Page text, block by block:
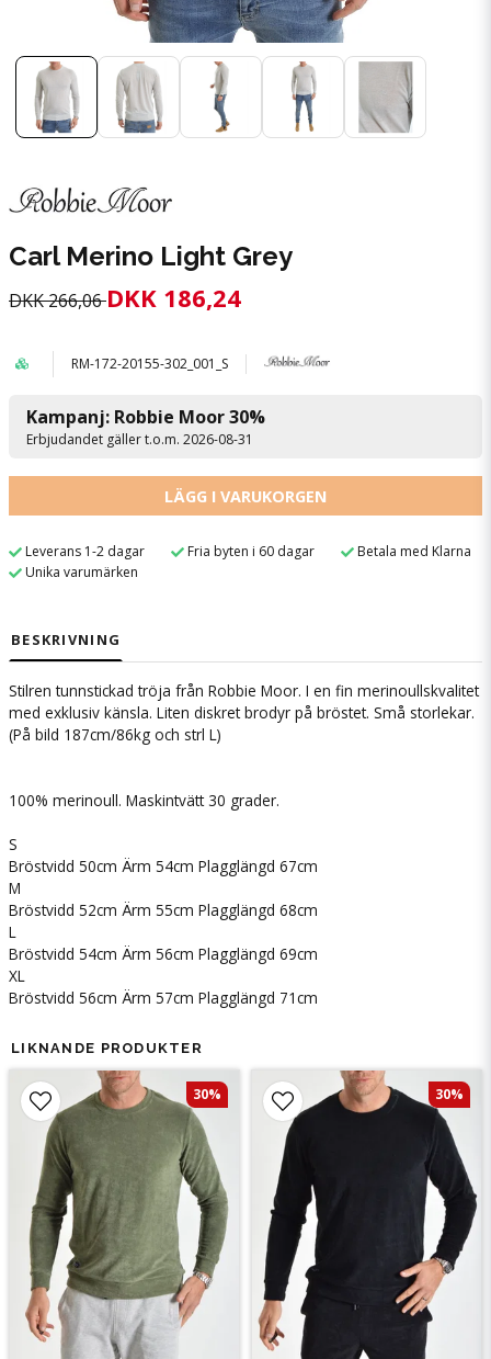
Carl Merino Light Grey
DKK 266,06DKK 186,24
RM-172-20155-302_001_S
Kampanj: Robbie Moor 30%
Erbjudandet gäller t.o.m. 2026-08-31
LÄGG I VARUKORGEN
Leverans 1-2 dagar Fria byten i 60 dagar
Betala med Klarna
Unika varumärken
BESKRIVNING
Stilren tunnstickad tröja från Robbie Moor. I en fin merinoullskvalitet
med exklusiv känsla. Liten diskret brodyr på bröstet. Små storlekar.
(På bild 187cm/86kg och strl L)
100% merinoull. Maskintvätt 30 grader.
S
Bröstvidd 50cm Ärm 54cm Plagglängd 67cm
M
Bröstvidd 52cm Ärm 55cm Plagglängd 68cm
L
Bröstvidd 54cm Ärm 56cm Plagglängd 69cm
XL
Bröstvidd 56cm Ärm 57cm Plagglängd 71cm
LIKNANDE PRODUKTER
30% 30%